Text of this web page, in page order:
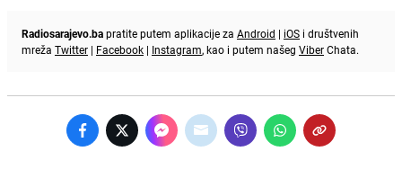
Radiosarajevo.bapratite putem aplikacije za Android | iOS i društvenih
mreža Twitter | Facebook | Instagram, kao i putem našeg ViberChata.